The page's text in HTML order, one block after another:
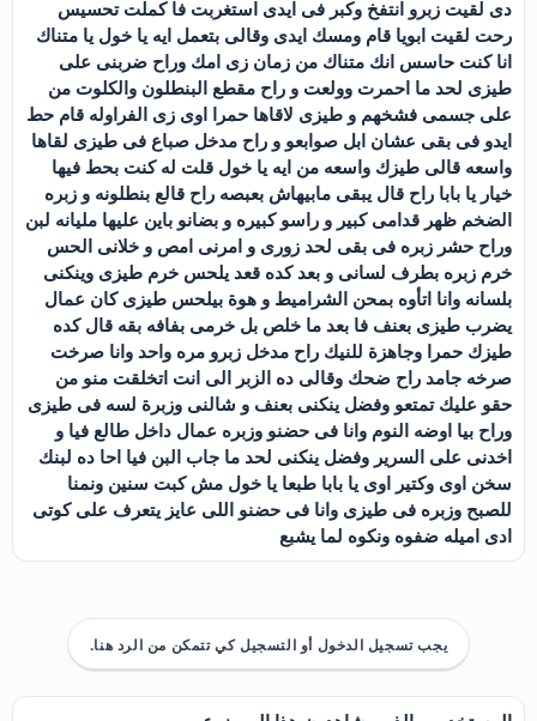
دى لقيت زبرو انتفخ وكبر فى ايدى استغربت فا كملت تحسيس
رحت لقيت ابويا قام ومسك ايدى وقالى بتعمل ايه يا خول يا متناك
انا كنت حاسس انك متناك من زمان زى امك وراح ضربنى على
طيزى لحد ما احمرت وولعت و راح مقطع البنطلون والكلوت من
على جسمى فشخهم و طيزى لاقاها حمرا اوى زى الفراوله قام حط
ايدو فى بقى عشان ابل صوابعو و راح مدخل صباع فى طيزى لقاها
واسعه قالى طيزك واسعه من ايه يا خول قلت له كنت بحط فيها
خيار يا بابا راح قال يبقى مابيهاش بعبصه راح قالع بنطلونه و زبره
الضخم ظهر قدامى كبير و راسو كبيره و بضانو باين عليها مليانه لبن
وراح حشر زبره فى بقى لحد زورى و امرنى امص و خلانى الحس
خرم زبره بطرف لسانى و بعد كده قعد يلحس خرم طيزى وينكنى
بلسانه وانا اتأوه بمحن الشراميط و هوة بيلحس طيزى كان عمال
يضرب طيزى بعنف فا بعد ما خلص بل خرمى بفافه بقه قال كده
طيزك حمرا وجاهزة للنيك راح مدخل زبرو مره واحد وانا صرخت
صرخه جامد راح ضحك وقالى ده الزبر الى انت اتخلقت منو من
حقو عليك تمتعو وفضل ينكنى بعنف و شالنى وزبرة لسه فى طيزى
وراح بيا اوضه النوم وانا فى حضنو وزبره عمال داخل طالع فيا و
اخدنى على السرير وفضل ينكنى لحد ما جاب البن فيا احا ده لبنك
سخن اوى وكتير اوى يا بابا طبعا يا خول مش كبت سنين ونمنا
للصبح وزبره فى طيزى وانا فى حضنو اللى عايز يتعرف على كوتى
ادى اميله ضفوه ونكوه لما يشبع
يجب تسجيل الدخول أو التسجيل كي تتمكن من الرد هنا.